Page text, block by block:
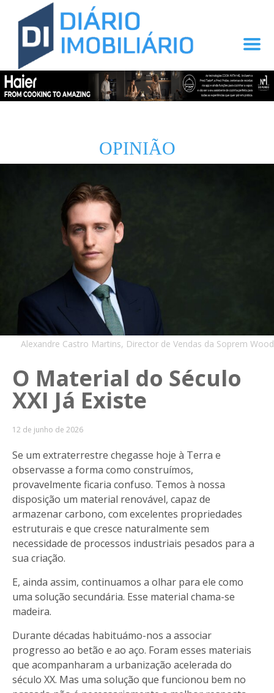
OPINIÃO
Alexandre Castro Martins, Director de Vendas da Soprem Wood
O Material do Século
XXI Já Existe
12 de junho de 2026
Se um extraterrestre chegasse hoje à Terra e
observasse a forma como construímos,
provavelmente ficaria confuso. Temos à nossa
disposição um material renovável, capaz de
armazenar carbono, com excelentes propriedades
estruturais e que cresce naturalmente sem
necessidade de processos industriais pesados para a
sua criação.
E, ainda assim, continuamos a olhar para ele como
uma solução secundária. Esse material chama-se
madeira.
Durante décadas habituámo-nos a associar
progresso ao betão e ao aço. Foram esses materiais
que acompanharam a urbanização acelerada do
século XX. Mas uma solução que funcionou bem no